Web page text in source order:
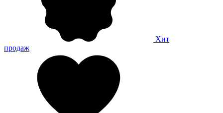
Хит
продаж